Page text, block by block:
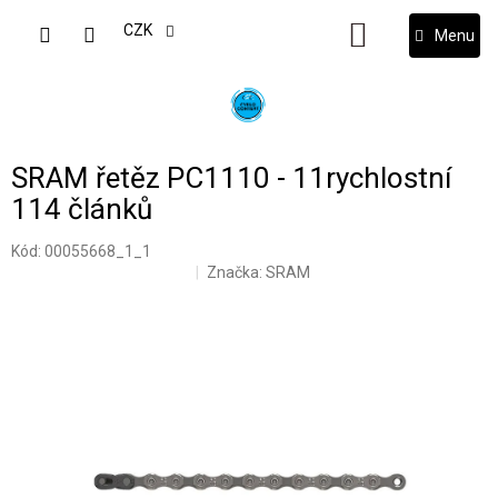
CZK
NÁKUPNÍ
KOŠÍK
SRAM řetěz PC1110 - 11rychlostní
114 článků
Kód: 00055668_1_1
Značka:SRAM